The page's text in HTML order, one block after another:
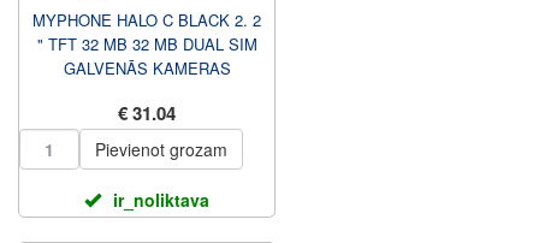
MYPHONE HALO C BLACK 2. 2
" TFT 32 MB 32 MB DUAL SIM
GALVENĀS KAMERAS
MAH
€ 31.04
Pievienot grozam
ir_noliktava